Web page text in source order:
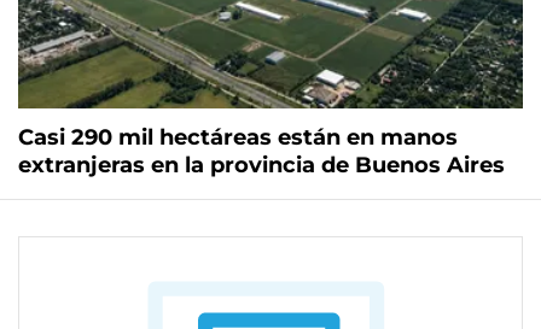
Casi 290 mil hectáreas están en manos
extranjeras en la provincia de Buenos Aires